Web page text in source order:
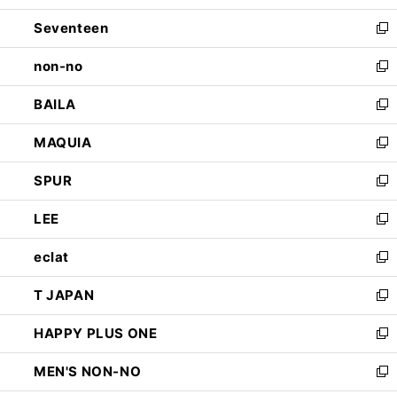
開
く
ウ
で
開
く
ン
ド
ウ
で
開
く
Seventeen
新
し
い
ウ
ィ
ン
ド
ウ
で
開
く
non-no
新
し
い
ウ
ィ
ン
ド
ウ
で
開
く
BAILA
新
し
い
ウ
ィ
ン
ド
ウ
で
開
く
MAQUIA
新
し
い
ウ
ィ
ン
ド
ウ
で
開
く
SPUR
新
し
い
ウ
ィ
ン
ド
ウ
で
開
く
LEE
新
し
い
ウ
ィ
ン
ド
ウ
で
開
eclat
新
し
い
ウ
ィ
ン
ド
ウ
T JAPAN
新
し
い
ウ
ィ
ン
HAPPY PLUS ONE
新
し
い
ウ
MEN'S NON-NO
新
し